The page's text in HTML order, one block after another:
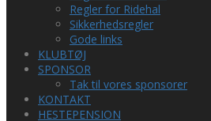
Regler for Ridehal
Sikkerhedsregler
Gode links
KLUBTØJ
SPONSOR
Tak til vores sponsorer
KONTAKT
HESTEPENSION